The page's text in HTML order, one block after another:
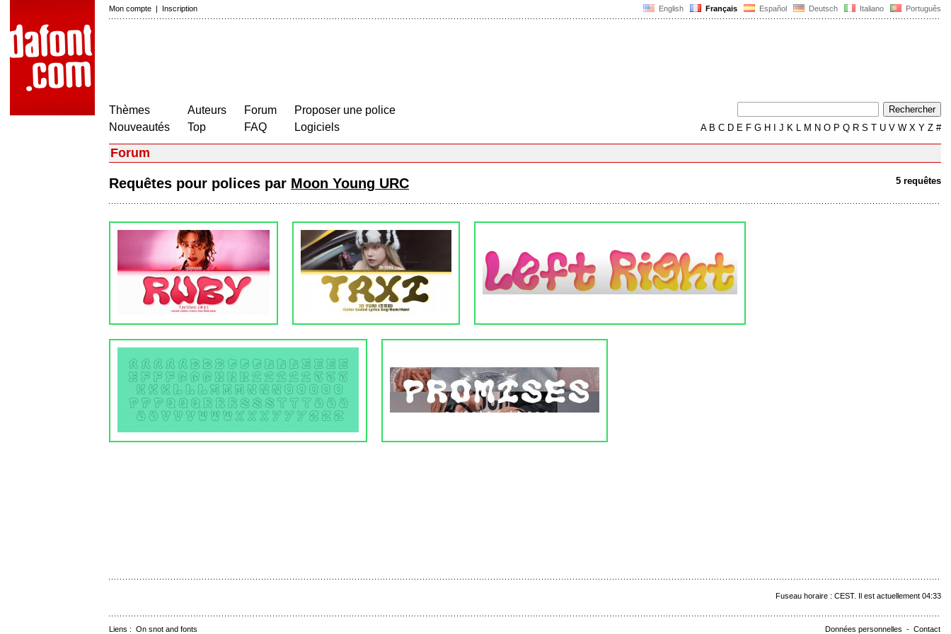
English Français Español Deutsch Italiano Português
Mon compte | Inscription
Thèmes
Nouveautés
Auteurs
Top
Forum
FAQ
Proposer une police
Logiciels
AB C D E F G H J K L M N O P Q R S T U V W X Y Z #
Forum
5 requêtes
Requêtes pour polices par Moon Young URC
Fuseau horaire : CEST. Il est actuellement 04:33
Données personnelles - Contact
Liens : On snot and fonts